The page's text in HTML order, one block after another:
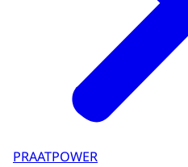
PRAATPOWER